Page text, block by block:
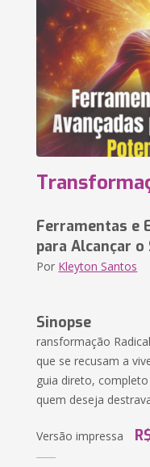
Ferramentas e
para Alcançar
Por Kleyton Santos
Sinopse
ransformação
que se recusam a
guia direto,
quem deseja
Versão impressa